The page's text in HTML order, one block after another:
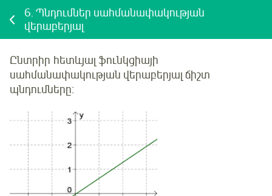
6. Պնդումներ սահմանափակության
վերաբերյալ
Ընտրիր հետևյալ ֆունկցիայի
սահմանափակության վերաբերյալ ճիշտ
պնդումները: